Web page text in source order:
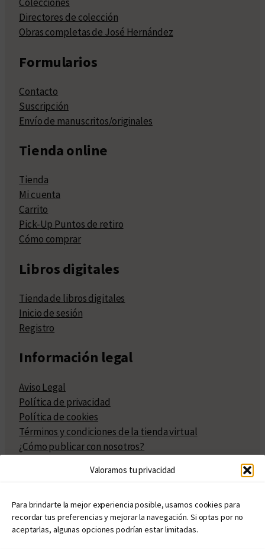
Valoramos tu privacidad
Para brindarte la mejor experiencia posible, usamos cookies para
recordar tus preferencias y mejorar la navegación. Si optas por no
aceptarlas, algunas opciones podrían estar limitadas.
Directores de colección
Obras completas de José Hernández
Formularios
Contacto
Suscripción
Envío de manuscritos/originales
Tienda online
Tienda
Mi cuenta
Carrito
Pick-Up Puntos de retiro
Cómo comprar
Libros digitales
Tienda de libros digitales
Inicio de sesión
Registro
Información legal
Aviso Legal
Política de privacidad
Política de cookies
Términos y condiciones de la tienda virtual
¿Cómo publicar con nosotros?
Políticas de publicación
Políticas de coedición
Atribuciones